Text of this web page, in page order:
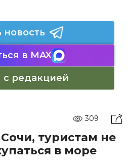
новость
в MAX
с редакцией
309
туристам не
в море